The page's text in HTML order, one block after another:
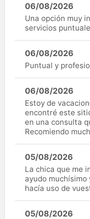
06/08/2026
Una opción muy
servicios
06/08/2026
Puntual y
06/08/2026
Estoy de
encontré este
en una consulta
Recomiendo
05/08/2026
La chica que me
ayudo muchísimo
hacía uso de
05/08/2026